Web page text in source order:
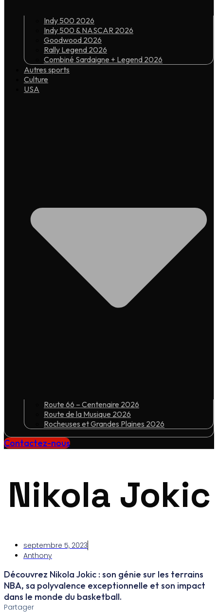
Indy 500 2026
Indy 500 & NASCAR 2026
Goodwood 2026
Rally Legend 2026
Combiné Sardaigne + Legend 2026
Autres sports
Culture
USA
Route 66 – Centenaire 2026
Route de la Musique 2026
Rocheuses et Grandes Plaines 2026
Contactez-nous
Nikola Jokic
septembre 5, 2023
Anthony
Découvrez Nikola Jokic : son génie sur les terrains
NBA, sa polyvalence exceptionnelle et son impact
dans le monde du basketball.
Partager